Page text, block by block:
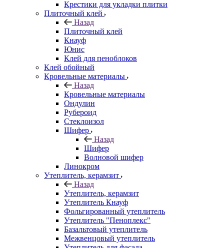
Крестики для укладки плитки
Плиточный клей
Назад
Плиточный клей
Кнауф
Юнис
Клей для пеноблоков
Клей обойный
Кровельные материалы
Назад
Кровельные материалы
Ондулин
Рубероид
Стеклоизол
Шифер
Назад
Шифер
Волновой шифер
Линокром
Утеплитель, керамзит
Назад
Утеплитель, керамзит
Утеплитель Кнауф
Фольгированный утеплитель
Утеплитель "Пеноплекс"
Базальтовый утеплитель
Межвенцовый утеплитель